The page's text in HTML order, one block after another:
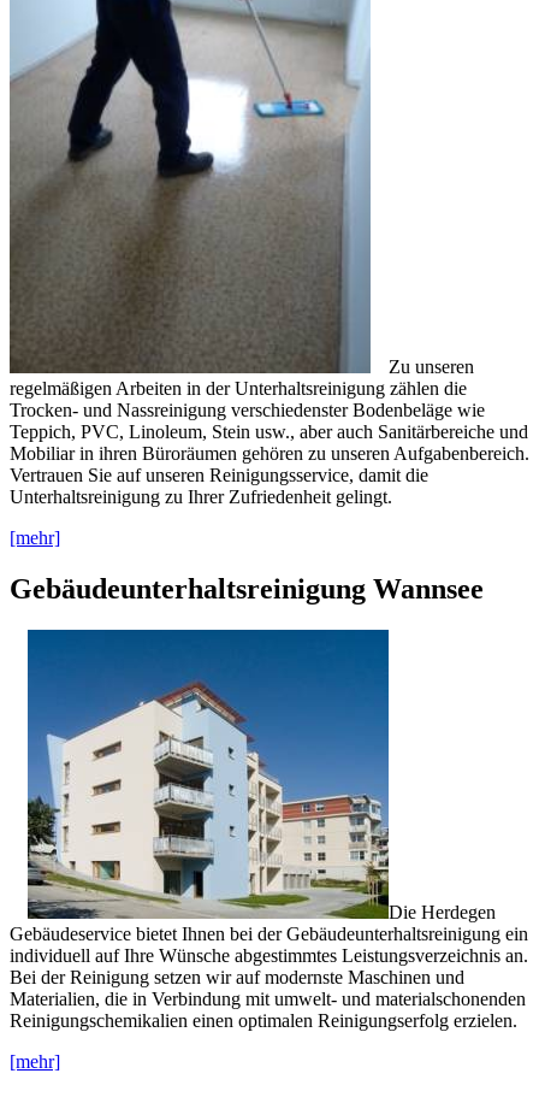
Zu unseren
regelmäßigen Arbeiten in der Unterhaltsreinigung zählen die
Trocken- und Nassreinigung verschiedenster Bodenbeläge wie
Teppich, PVC, Linoleum, Stein usw., aber auch Sanitärbereiche und
Mobiliar in ihren Büroräumen gehören zu unseren Aufgabenbereich.
Vertrauen Sie auf unseren Reinigungsservice, damit die
Unterhaltsreinigung zu Ihrer Zufriedenheit gelingt.
[mehr]
Gebäudeunterhaltsreinigung Wannsee
Die Herdegen
Gebäudeservice bietet Ihnen bei der Gebäudeunterhaltsreinigung ein
individuell auf Ihre Wünsche abgestimmtes Leistungsverzeichnis an.
Bei der Reinigung setzen wir auf modernste Maschinen und
Materialien, die in Verbindung mit umwelt- und materialschonenden
Reinigungschemikalien einen optimalen Reinigungserfolg erzielen.
[mehr]